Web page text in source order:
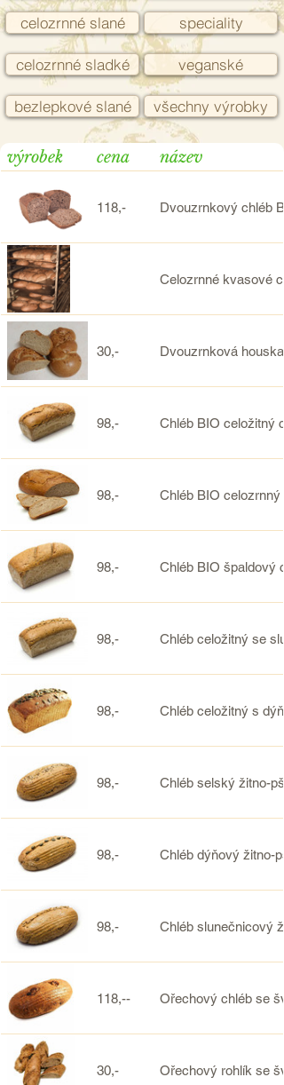
celozrnné slané
speciality
celozrnné sladké veganské
bezlepkové slané všechny výrobky
výrobek cena název
118,- Dvouzrnkový chléb
Celozrnné kvasové
30,- Dvouzrnková
98,- Chléb BIO celožitný
98,- Chléb BIO
98,- Chléb BIO špaldový
98,- Chléb celožitný se
98,- Chléb celožitný s
98,- Chléb selský žitno-
98,- Chléb dýňový žitno-
98,- Chléb slunečnicový
118,-- Ořechový chléb se
30,- Ořechový rohlík se